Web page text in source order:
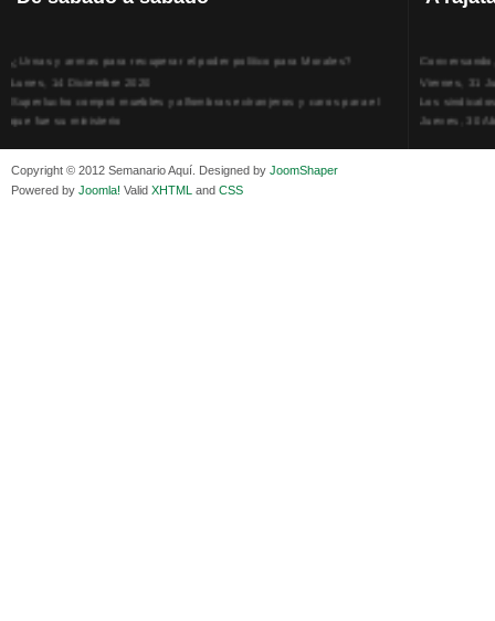
¿Urnas y armas para recuperar el poder político para Morales?
Lunes, 14 Diciembre 2020
Superlucho compró muebles y alfombras extranjeros y caros para el
que fue su ministerio
Viernes, 11 Diciembre 2020
Medios de difusión, amigos y enemigos de Evo Morales
Viernes, 31
Los
Jueves, 30
Copyright © 2012 Semanario Aquí. Designed by JoomShaper
Powered by Joomla! Valid XHTML and CSS